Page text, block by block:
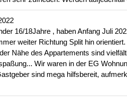
16/18Jahre , haben Anfang Juli
weiter Richtung Split hin
Nähe des Appartements sind
Wir waren in der EG
sind mega hilfsbereit,